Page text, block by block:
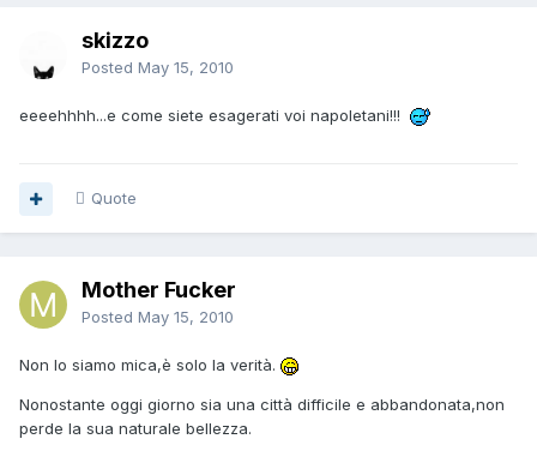
skizzo
Posted May 15, 2010
eeeehhhh...e come siete esagerati voi napoletani!!!
Quote
Mother Fucker
Posted May 15, 2010
Non lo siamo mica,è solo la verità.
Nonostante oggi giorno sia una città difficile e abbandonata,non
perde la sua naturale bellezza.